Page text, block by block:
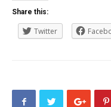
Share this:
Twitter